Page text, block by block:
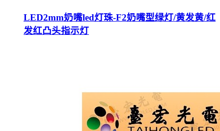
LED2mm奶嘴led灯珠-F2奶嘴型绿灯/黄发黄/红
发红凸头指示灯